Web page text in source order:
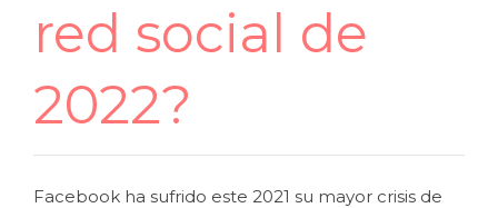
red social de
2022?
Facebook ha sufrido este 2021 su mayor crisis de